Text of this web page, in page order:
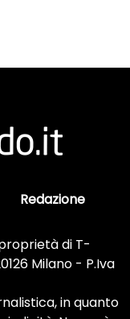
Redazione
di T-
Milano - P.Iva
in quanto